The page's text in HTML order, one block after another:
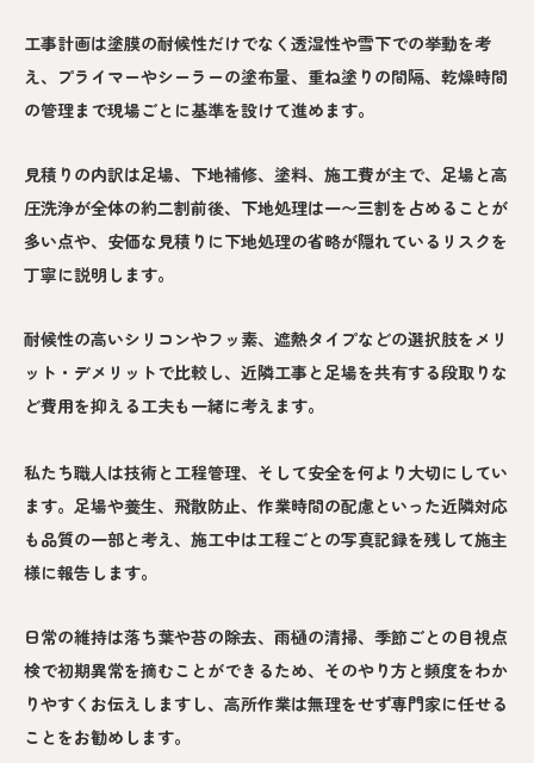
工事計画は塗膜の耐候性だけでなく透湿性や雪下での挙動を考
え、プライマーやシーラーの塗布量、重ね塗りの間隔、乾燥時間
の管理まで現場ごとに基準を設けて進めます。
見積りの内訳は足場、下地補修、塗料、施工費が主で、足場と高
圧洗浄が全体の約二割前後、下地処理は一〜三割を占めることが
多い点や、安価な見積りに下地処理の省略が隠れているリスクを
丁寧に説明します。
耐候性の高いシリコンやフッ素、遮熱タイプなどの選択肢をメリ
ット・デメリットで比較し、近隣工事と足場を共有する段取りな
ど費用を抑える工夫も一緒に考えます。
私たち職人は技術と工程管理、そして安全を何より大切にしてい
ます。足場や養生、飛散防止、作業時間の配慮といった近隣対応
も品質の一部と考え、施工中は工程ごとの写真記録を残して施主
様に報告します。
日常の維持は落ち葉や苔の除去、雨樋の清掃、季節ごとの目視点
検で初期異常を摘むことができるため、そのやり方と頻度をわか
りやすくお伝えしますし、高所作業は無理をせず専門家に任せる
ことをお勧めします。